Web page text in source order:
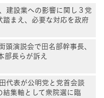
、建設業への影響に関し３党
踏まえ、必要な対応を政府
と水岡代表
頭演説会で田名部幹事長、
部長らが訴え
代表が公明党と党首会談
結集軸として衆院選に臨